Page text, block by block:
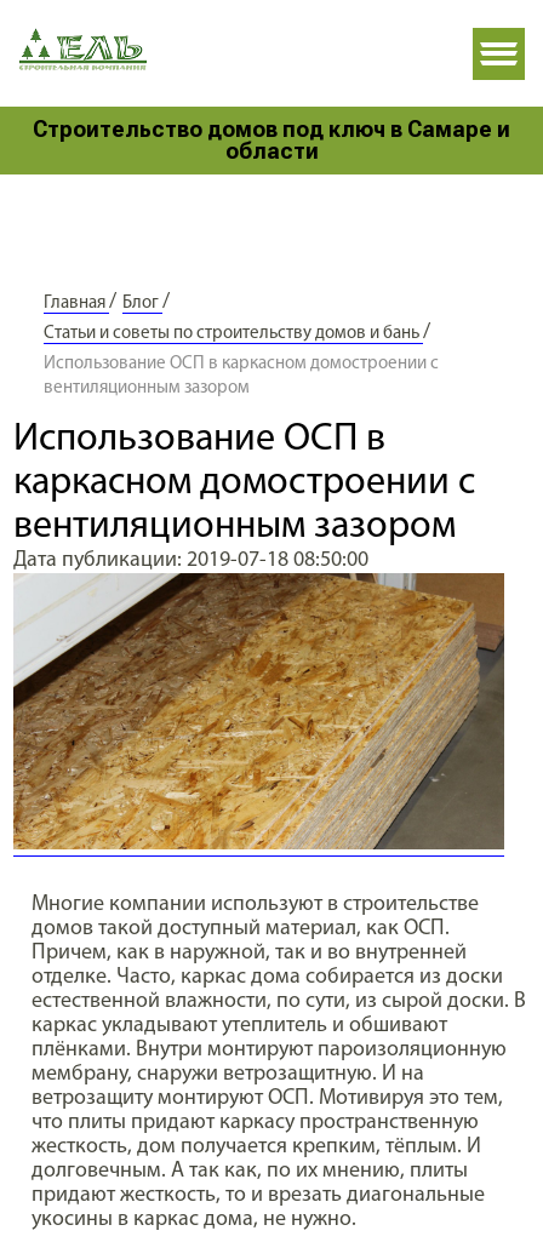
Строительство домов под ключ в Самаре и
области
Главная/ Блог/
Статьи и советы по строительству домов и бань/
Использование ОСП в каркасном домостроении с
вентиляционным зазором
Использование ОСП в
каркасном домостроении с
вентиляционным зазором
Дата публикации: 2019-07-18 08:50:00
Многие компании используют в строительстве
домов такой доступный материал, как ОСП.
Причем, как в наружной, так и во внутренней
отделке. Часто, каркас дома собирается из доски
естественной влажности, по сути, из сырой доски. В
каркас укладывают утеплитель и обшивают
плёнками. Внутри монтируют пароизоляционную
мембрану, снаружи ветрозащитную. И на
ветрозащиту монтируют ОСП. Мотивируя это тем,
что плиты придают каркасу пространственную
жесткость, дом получается крепким, тёплым. И
долговечным. А так как, по их мнению, плиты
придают жесткость, то и врезать диагональные
укосины в каркас дома, не нужно.